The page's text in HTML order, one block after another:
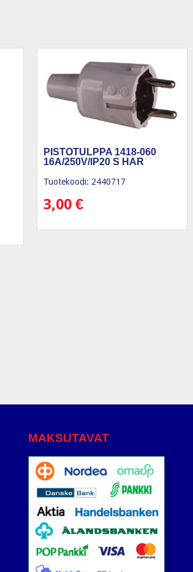
PISTOTULPPA 1418-060
16A/250V/IP20 S HAR
Tuotekoodi: 2440717
3,00 €
MAKSUTAVAT